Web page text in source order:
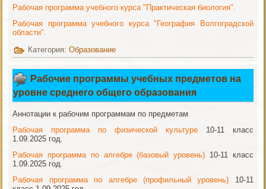
Рабочая программа учебного курса "Практическая биология".
Рабочая программа учебного курса "География Волгоградской
области".
Категория:Образование
Рабочие программы учебных предметов на
уровне среднего общего образования
Аннотации к рабочим программам по предметам
Рабочая программа по физической культуре10-11 класс
1.09.2025 год.
Рабочая программа по алгебре (базовый уровень) 10-11 класс
1.09.2025 год.
Рабочая программа по алгебре (профильный уровень) 10-11